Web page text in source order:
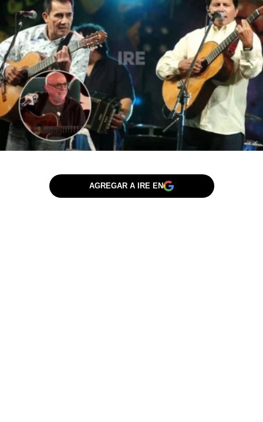
AGREGAR A IRE EN